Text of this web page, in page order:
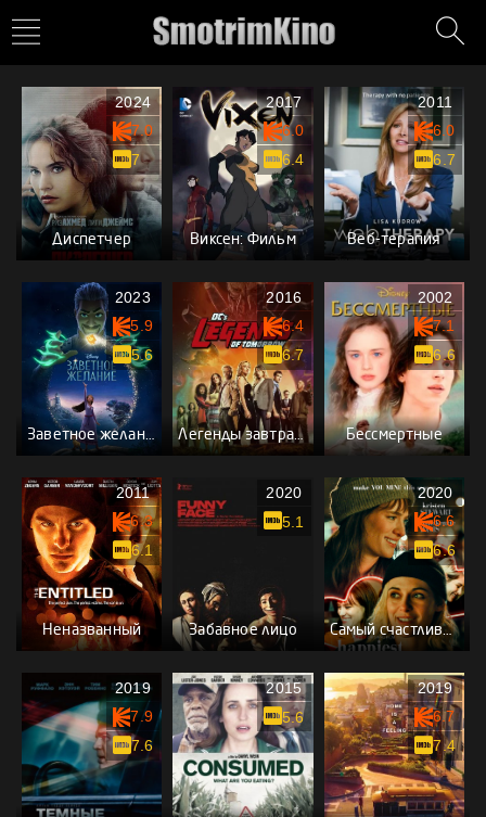
Диспетчер
2024
7.0
7
Виксен: Фильм
2017
6.0
6.4
Веб-терапия
2011
6.0
6.7
Заветное желание
2023
5.9
5.6
Легенды завтрашнего дня
2016
6.4
6.7
Бессмертные
2002
7.1
6.6
Неназванный
2011
6.3
6.1
Забавное лицо
2020
5.1
Самый счастливый сезон
2020
6.6
6.6
2019
7.9
7.6
2015
5.6
2019
6.7
7.4